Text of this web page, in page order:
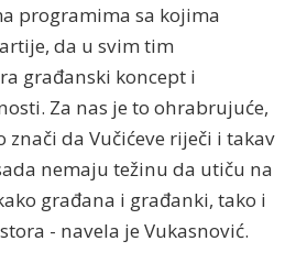
programima sa kojima
da u svim tim
građanski koncept i
Za nas je to ohrabrujuće,
da Vučićeve riječi i takav
nemaju težinu da utiču na
građana i građanki, tako i
- navela je Vukasnović.